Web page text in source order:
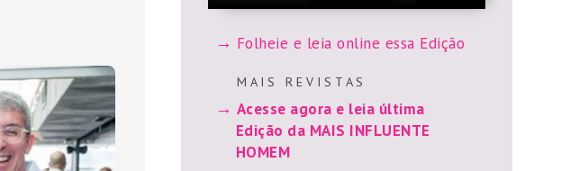
Folheie e leia online essa Edição
M A I S R E V I S T A S
Acesse agora e leia última
Edição da MAIS INFLUENTE
HOMEM